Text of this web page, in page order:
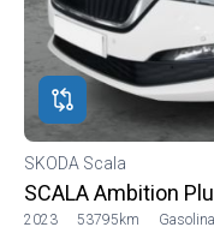
SKODA Scala
SCALA Ambition
2023 53795km Gasolina